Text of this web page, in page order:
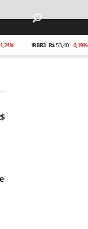
IRBR3 R$ 53,40 -0,19%